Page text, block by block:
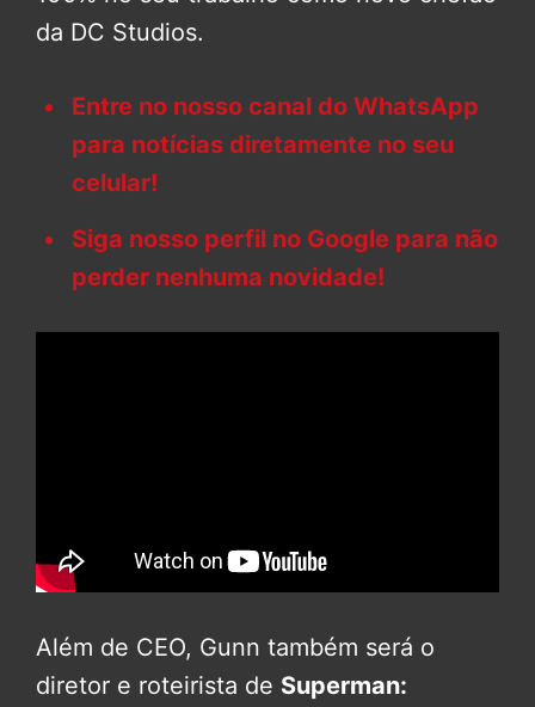
da DC Studios.
Entre no nosso canal do WhatsApp
para notícias diretamente no seu
celular!
Siga nosso perfil no Google para não
perder nenhuma novidade!
Além de CEO, Gunn também será o
diretor e roteirista de Superman: